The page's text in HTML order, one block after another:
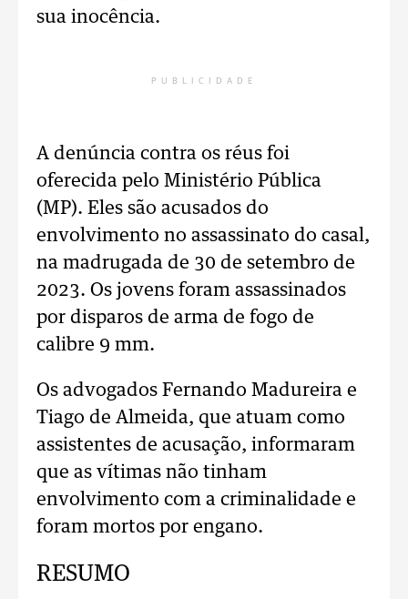
sua inocência.
PUBLICIDADE
A denúncia contra os réus foi
oferecida pelo Ministério Pública
(MP). Eles são acusados do
envolvimento no assassinato do casal,
na madrugada de 30 de setembro de
2023. Os jovens foram assassinados
por disparos de arma de fogo de
calibre 9 mm.
Os advogados Fernando Madureira e
Tiago de Almeida, que atuam como
assistentes de acusação, informaram
que as vítimas não tinham
envolvimento com a criminalidade e
foram mortos por engano.
RESUMO